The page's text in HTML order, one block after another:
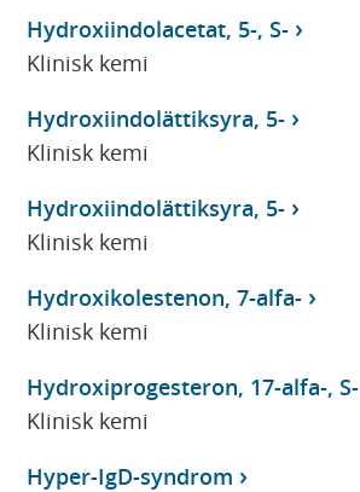
Hydroxiindolacetat, 5-, S-
Klinisk kemi
Hydroxiindolättiksyra, 5-
Klinisk kemi
Hydroxiindolättiksyra, 5-
Klinisk kemi
Hydroxikolestenon, 7-alfa-
Klinisk kemi
Hydroxiprogesteron, 17-alfa-, S-
Klinisk kemi
Hyper-IgD-syndrom